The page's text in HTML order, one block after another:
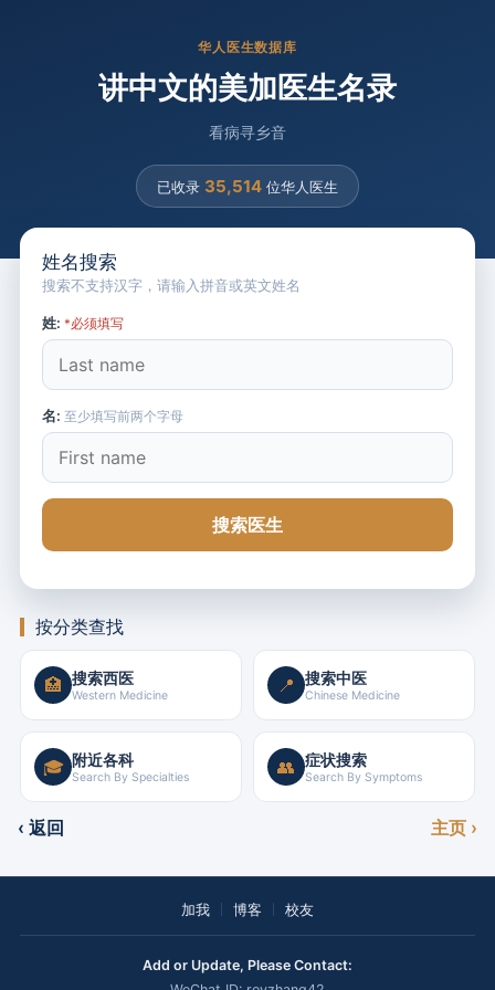
华人医生数据库
讲中文的美加医生名录
看病寻乡音
已收录 35,514 位华人医生
姓名搜索
搜索不支持汉字，请输入拼音或英文姓名
姓: *必须填写
名: 至少填写前两个字母
搜索医生
按分类查找
🏥 搜索西医
Western Medicine 📍 搜索中医
Chinese Medicine
🎓 附近各科
Search By Specialties 👥 症状搜索
Search By Symptoms
‹ 返回 主页 ›
加我 博客 校友
Add or Update, Please Contact: